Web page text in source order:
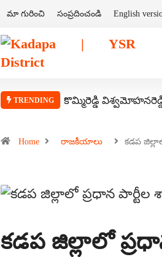
మా గురించి సంప్రదించండి English
TRENDING కొమ్మిరెడ్డి
Home రాజకీయాలు కడప
కడప జిల్లాలో